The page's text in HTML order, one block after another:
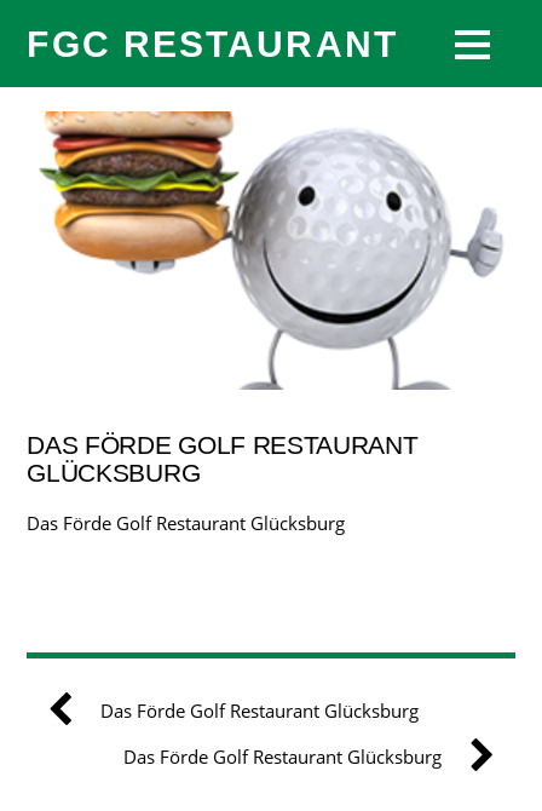
FGC RESTAURANT
DAS FÖRDE GOLF RESTAURANT
GLÜCKSBURG
Das Förde Golf Restaurant Glücksburg
Das Förde Golf Restaurant Glücksburg
Das Förde Golf Restaurant Glücksburg